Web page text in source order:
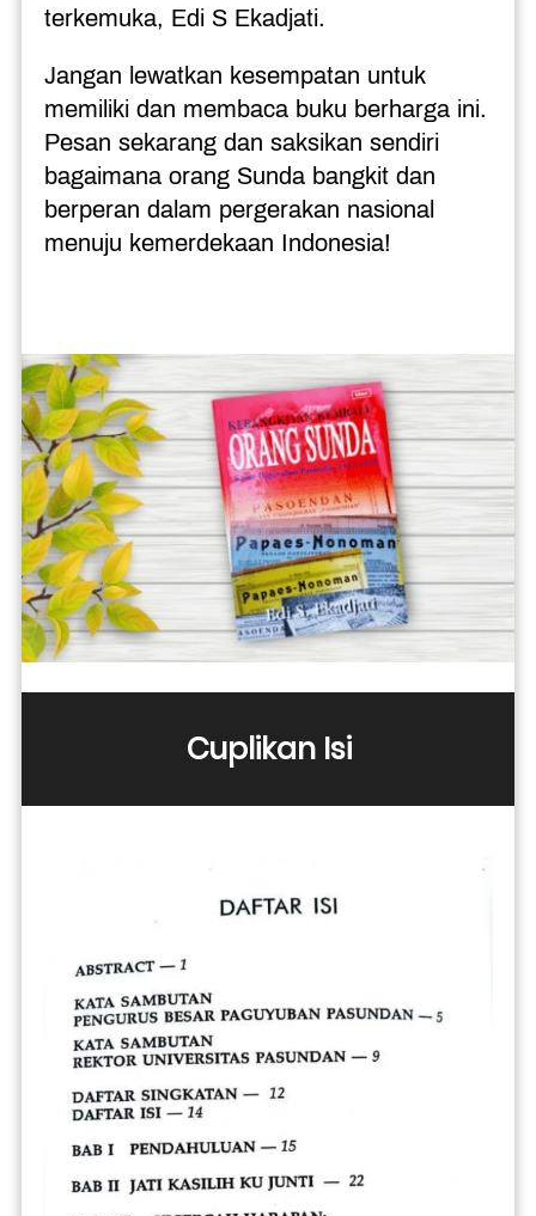
terkemuka, Edi S Ekadjati.
Jangan lewatkan kesempatan untuk
memiliki dan membaca buku berharga ini.
Pesan sekarang dan saksikan sendiri
bagaimana orang Sunda bangkit dan
berperan dalam pergerakan nasional
menuju kemerdekaan Indonesia!
Cuplikan Isi